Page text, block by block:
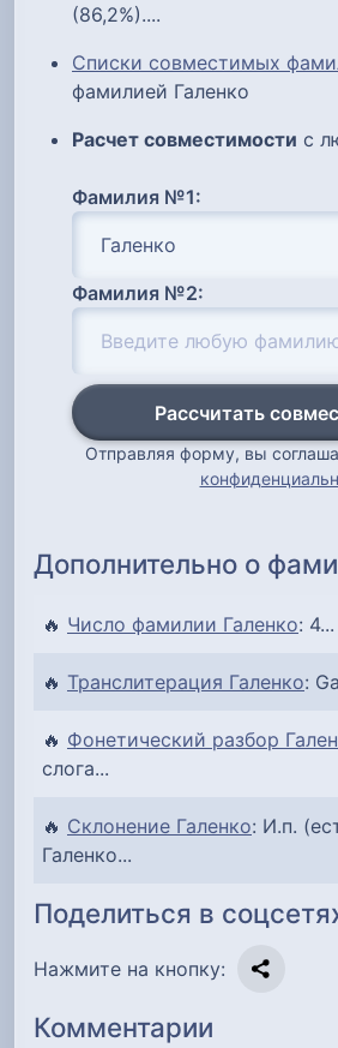
(86,2%)....
Списки совместимых
фамилией Галенко
Расчет совместимости с
Фамилия №1:
Фамилия №2:
Рассчитать
Отправляя форму, вы
Дополнительно о
🔥 Число фамилии Галенко: 4...
🔥 Транслитерация Галенко:
🔥 Фонетический разбор
слога...
🔥 Склонение Галенко: И.п.
Галенко...
Поделиться в
Нажмите на кнопку:
Комментарии